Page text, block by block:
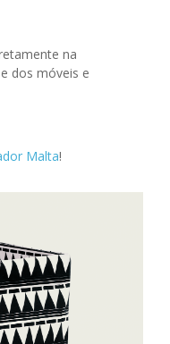
na
dos móveis e
Malta!